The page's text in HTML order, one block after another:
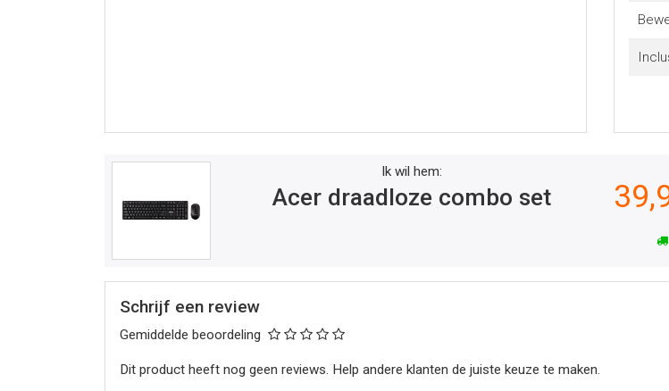
Ik wil hem:
Acer draadloze combo set
Schrijf een review
Gemiddelde beoordeling
Dit product heeft nog geen reviews. Help andere klanten de juiste keuze te maken.